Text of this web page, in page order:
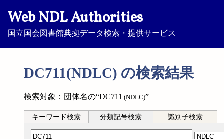
Web NDL Authorities
国立国会図書館典拠データ検索・提供サービス
DC711(NDLC) の検索結果
検索対象：団体名の“DC711 (NDLC)”
キーワード検索 分類記号検索 識別子検索
分類記号検索